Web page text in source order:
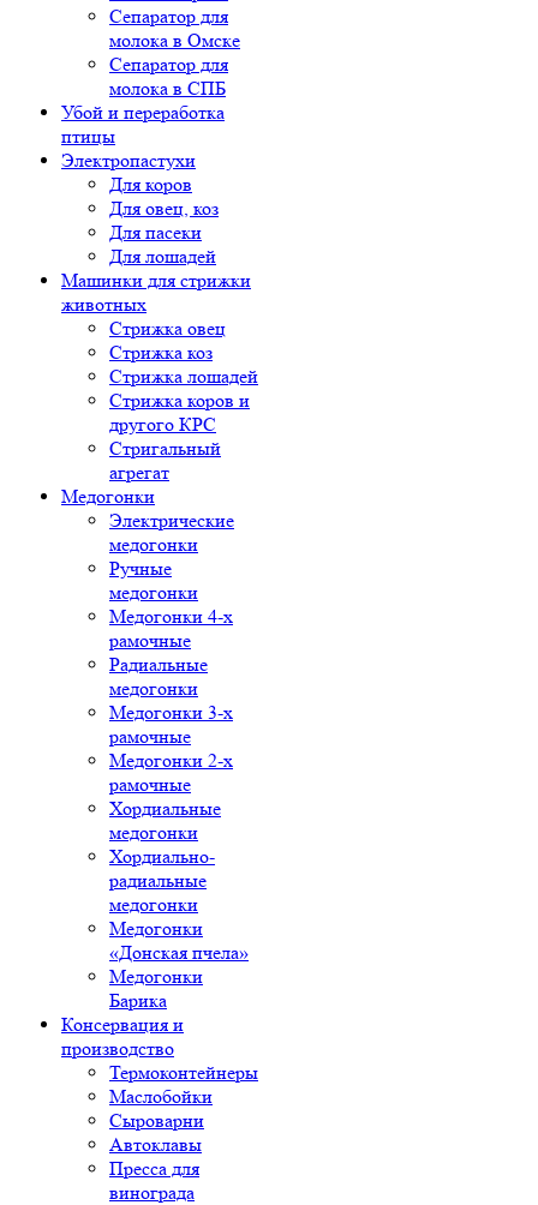
Сепаратор для
молока в Омске
Сепаратор для
молока в СПБ
Убой и переработка
птицы
Электропастухи
Для коров
Для овец, коз
Для пасеки
Для лошадей
Машинки для стрижки
животных
Стрижка овец
Стрижка коз
Стрижка лошадей
Стрижка коров и
другого КРС
Стригальный
агрегат
Медогонки
Электрические
медогонки
Ручные
медогонки
Медогонки 4-х
рамочные
Радиальные
медогонки
Медогонки 3-х
рамочные
Медогонки 2-х
рамочные
Хордиальные
медогонки
Хордиально-
радиальные
медогонки
Медогонки
«Донская пчела»
Медогонки
Барика
Консервация и
производство
Термоконтейнеры
Маслобойки
Сыроварни
Автоклавы
Пресса для
винограда